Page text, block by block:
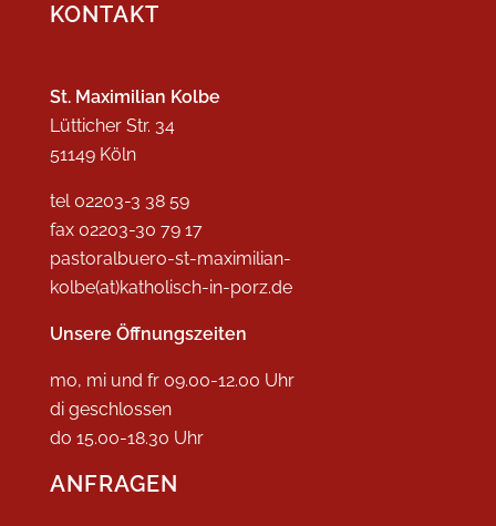
KONTAKT
St. Maximilian Kolbe
Lütticher Str. 34
51149 Köln
tel 02203-3 38 59
fax 02203-30 79 17
pastoralbuero-st-maximilian-
kolbe(at)katholisch-in-porz.de
Unsere Öffnungszeiten
mo, mi und fr 09.00-12.00 Uhr
di geschlossen
do 15.00-18.30 Uhr
ANFRAGEN